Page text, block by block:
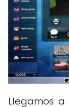
Llegamos a